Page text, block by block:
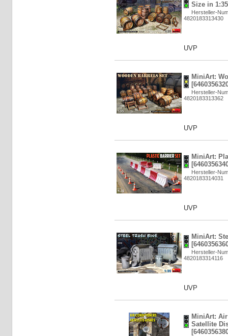
Size in
Hersteller-
4820183313430
UVP
MiniArt:
Hersteller-
4820183313362
UVP
MiniArt:
Hersteller-
4820183314031
UVP
MiniArt:
Hersteller-
4820183314116
UVP
MiniArt:
Satellite